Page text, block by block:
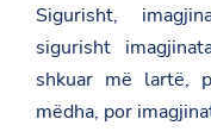
Sigurisht,
sigurisht
shkuar më lartë,
mëdha, por